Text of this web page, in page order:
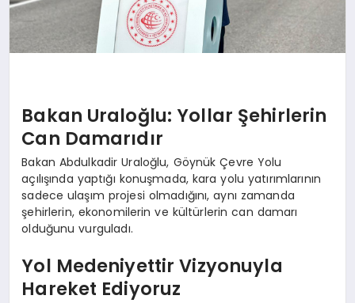
Bakan Uraloğlu: Yollar Şehirlerin
Can Damarıdır
Bakan Abdulkadir Uraloğlu, Göynük Çevre Yolu
açılışında yaptığı konuşmada, kara yolu yatırımlarının
sadece ulaşım projesi olmadığını, aynı zamanda
şehirlerin, ekonomilerin ve kültürlerin can damarı
olduğunu vurguladı.
Yol Medeniyettir Vizyonuyla
Hareket Ediyoruz